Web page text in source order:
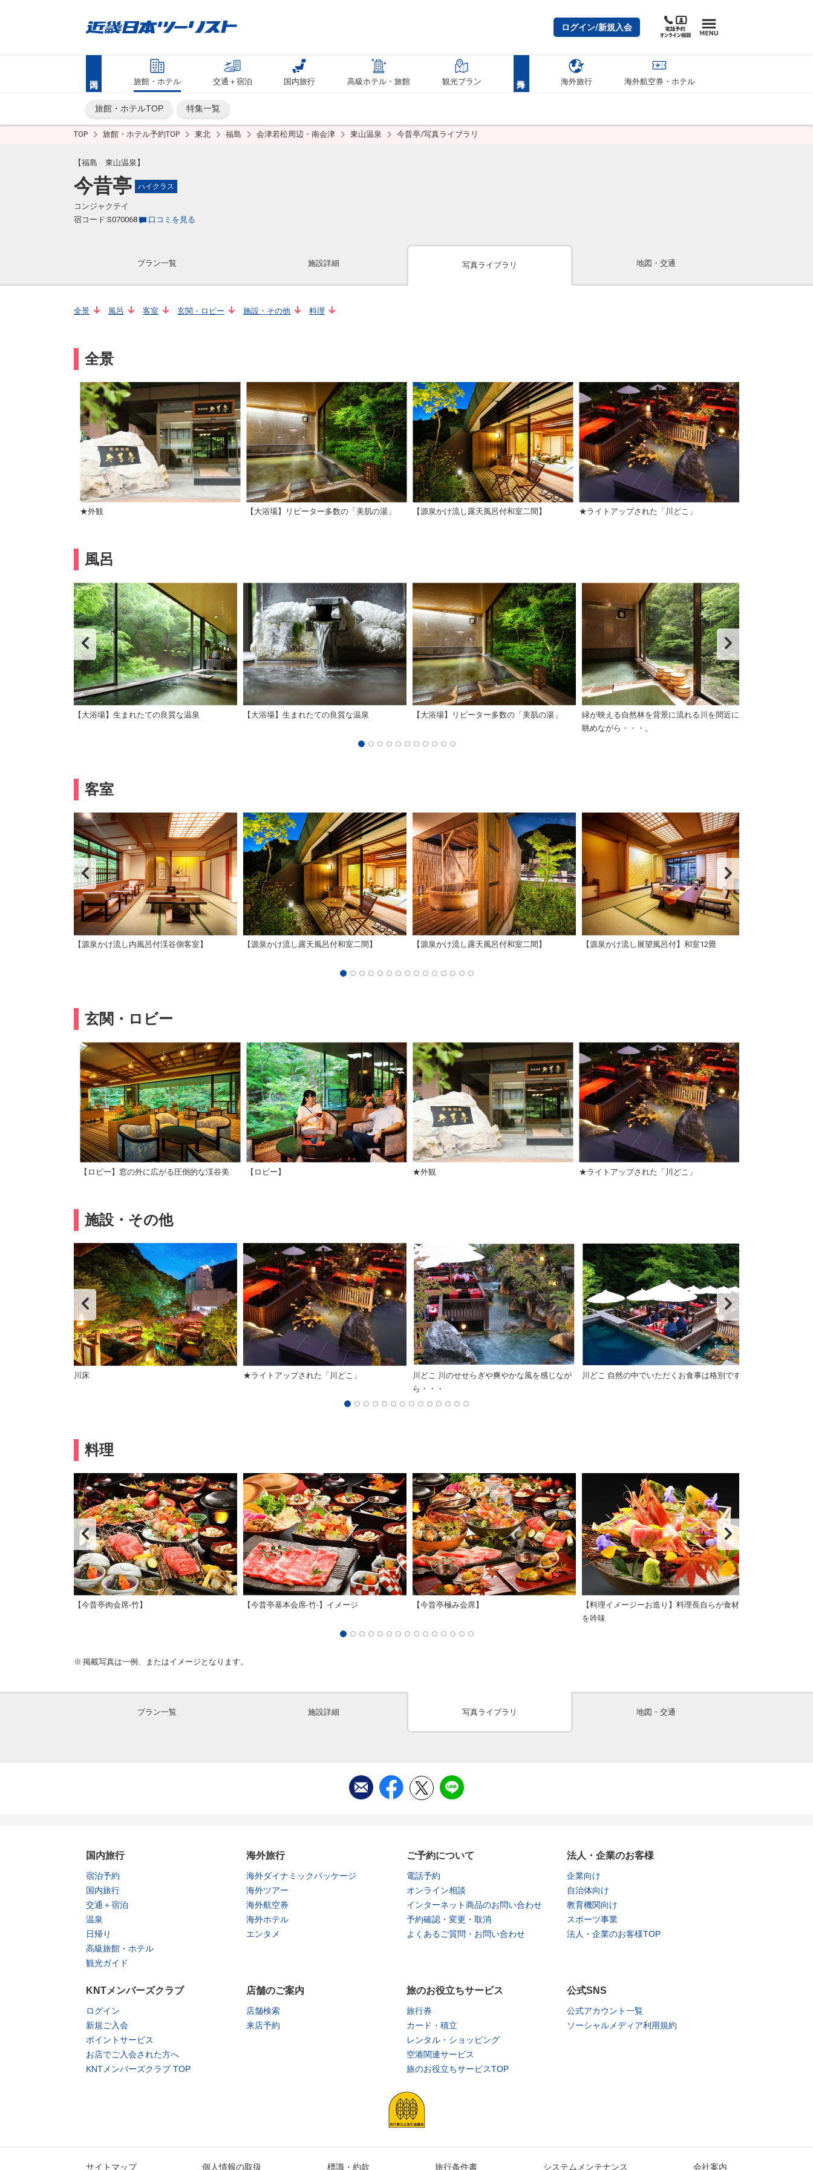
ログイン/新規入会
旅館・ホテル 交通＋宿泊 国内旅行 高級ホテル・旅館 観光プラン 海外旅行 海外航空券・ホテル
旅館・ホテルTOP 特集一覧
TOP 旅館・ホテル予約TOP 東北 福島 会津若松周辺・南会津 東山温泉 今昔亭/写真ライブラリ
【福島 東山温泉】
今昔亭 ハイクラス
コンジャクテイ
宿コード:S070068
口コミを見る
プラン一覧 施設詳細 写真ライブラリ 地図・交通
全景 風呂 客室 玄関・ロビー 施設・その他 料理
全景
★外観 【大浴場】リピーター多数の「美肌の湯」 【源泉かけ流し露天風呂付和室二間】 ★ライトアップされた「川どこ」
風呂
【大浴場】生まれたての良質な温泉 【大浴場】生まれたての良質な温泉 【大浴場】リピーター多数の「美肌の湯」
緑が映える自然林を背景に流れる川を間近に
眺めながら・・・。
客室
【源泉かけ流し内風呂付渓谷側客室】 【源泉かけ流し露天風呂付和室二間】 【源泉かけ流し露天風呂付和室二間】 【源泉かけ流し展望風呂付】和室12畳
玄関・ロビー
【ロビー】窓の外に広がる圧倒的な渓谷美 【ロビー】 ★外観 ★ライトアップされた「川どこ」
施設・その他
川床 ★ライトアップされた「川どこ」
川どこ 川のせせらぎや爽やかな風を感じなが
ら・・・
川どこ 自然の中でいただくお食事は格別です♪
料理
【今昔亭肉会席-竹】 【今昔亭基本会席-竹-】イメージ 【今昔亭極み会席】
【料理イメージーお造り】料理長自らが食材
を吟味
掲載写真は一例、またはイメージとなります。
プラン一覧 施設詳細 写真ライブラリ 地図・交通
国内旅行
宿泊予約
国内旅行
交通＋宿泊
温泉
日帰り
高級旅館・ホテル
観光ガイド
海外旅行
海外ダイナミックパッケージ
海外ツアー
海外航空券
海外ホテル
エンタメ
ご予約について
電話予約
オンライン相談
インターネット商品のお問い合わせ
予約確認・変更・取消
よくあるご質問・お問い合わせ
法人・企業のお客様
企業向け
自治体向け
教育機関向け
スポーツ事業
法人・企業のお客様TOP
KNTメンバーズクラブ
ログイン
新規ご入会
ポイントサービス
お店でご入会された方へ
KNTメンバーズクラブ TOP
店舗のご案内
店舗検索
来店予約
旅のお役立ちサービス
旅行券
カード・積立
レンタル・ショッピング
空港関連サービス
旅のお役立ちサービスTOP
公式SNS
公式アカウント一覧
ソーシャルメディア利用規約
サイトマップ 個人情報の取扱 標識・約款 旅行条件書 システムメンテナンス 会社案内